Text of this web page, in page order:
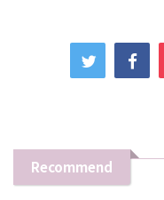
Recommend